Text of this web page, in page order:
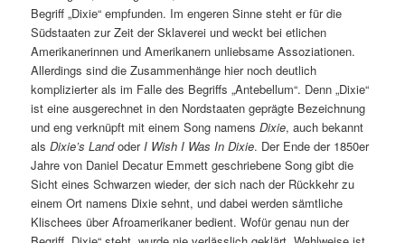
Begriff „Dixie“ empfunden. Im engeren Sinne steht er für die
Südstaaten zur Zeit der Sklaverei und weckt bei etlichen
Amerikanerinnen und Amerikanern unliebsame Assoziationen.
Allerdings sind die Zusammenhänge hier noch deutlich
komplizierter als im Falle des Begriffs „Antebellum“. Denn „Dixie“
ist eine ausgerechnet in den Nordstaaten geprägte Bezeichnung
und eng verknüpft mit einem Song namensDixie, auch bekannt
alsDixie’s LandoderI Wish I Was In Dixie. Der Ende der 1850er
Jahre von Daniel Decatur Emmett geschriebene Song gibt die
Sicht eines Schwarzen wieder, der sich nach der Rückkehr zu
einem Ort namens Dixie sehnt, und dabei werden sämtliche
Klischees über Afroamerikaner bedient. Wofür genau nun der